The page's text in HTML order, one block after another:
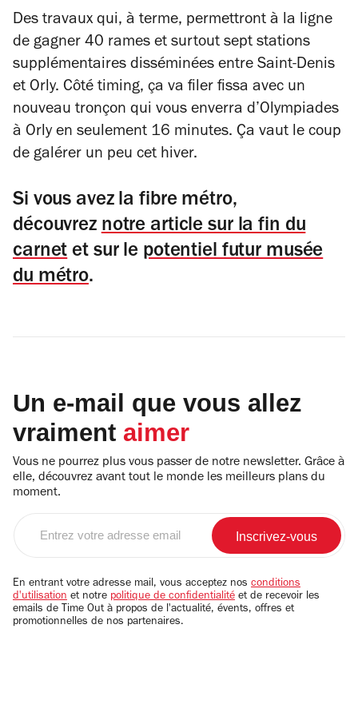
Des travaux qui, à terme, permettront à la ligne
de gagner 40 rames et surtout sept stations
supplémentaires disséminées entre Saint-Denis
et Orly. Côté timing, ça va filer fissa avec un
nouveau tronçon qui vous enverra d’Olympiades
à Orly en seulement 16 minutes. Ça vaut le coup
de galérer un peu cet hiver.
Si vous avez la fibre métro,
découvrez notre article sur la fin du
carnetet sur le potentiel futur musée
du métro.
Un e-mail que vous allez
vraiment aimer
Vous ne pourrez plus vous passer de notre newsletter. Grâce à
elle, découvrez avant tout le monde les meilleurs plans du
moment.
email
En entrant votre adresse mail, vous acceptez nos conditions
d'utilisation et notre politique de confidentialité et de recevoir les
emails de Time Out à propos de l'actualité, évents, offres et
promotionnelles de nos partenaires.